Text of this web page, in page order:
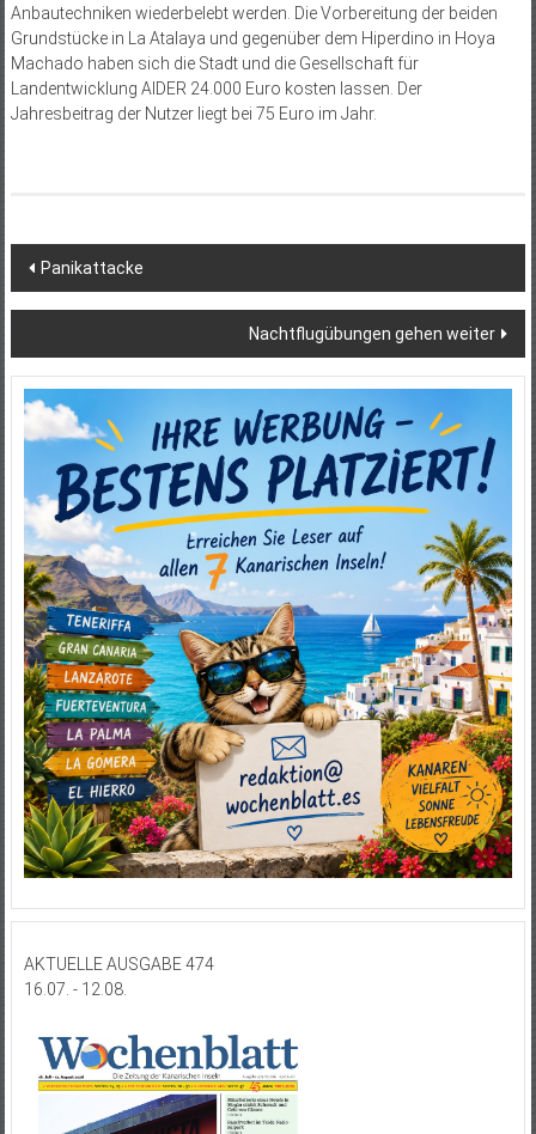
Anbautechniken wiederbelebt werden. Die Vorbereitung der beiden
Grundstücke in La Atalaya und gegenüber dem Hiperdino in Hoya
Machado haben sich die Stadt und die Gesellschaft für
Landentwicklung AIDER 24.000 Euro kosten lassen. Der
Jahresbeitrag der Nutzer liegt bei 75 Euro im Jahr.
Beitragsnavigation
Panikattacke
Nachtflugübungen gehen weiter
AKTUELLE AUSGABE 474
16.07. - 12.08.